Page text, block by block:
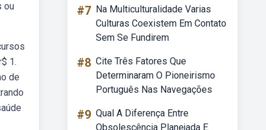
ou
1.
de
#7 Na Multiculturalidade Varias
Culturas Coexistem Em Contato
Sem Se Fundirem
#8 Cite Três Fatores Que
Determinaram O Pioneirismo
Português Nas Navegações
#9 Qual A Diferença Entre
Obsolescência Planejada E